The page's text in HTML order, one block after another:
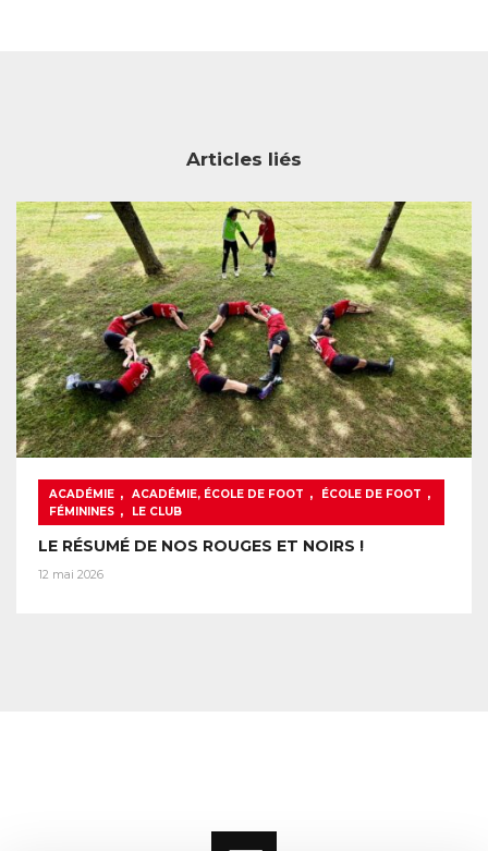
Articles liés
ACADÉMIE , ACADÉMIE, ÉCOLE DE FOOT , ÉCOLE DE FOOT ,
FÉMININES , LE CLUB
LE RÉSUMÉ DE NOS ROUGES ET NOIRS !
12 mai 2026